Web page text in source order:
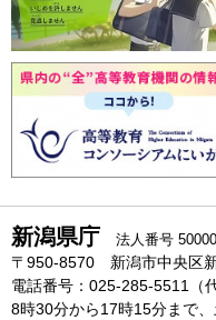
新潟県庁 法人番号
〒950-8570 新潟市中央区
電話番号：025-285-5511（代
8時30分から17時15分まで